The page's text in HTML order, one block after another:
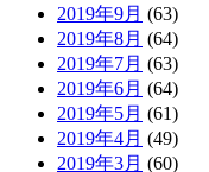
2019年9月 (63)
2019年8月 (64)
2019年7月 (63)
2019年6月 (64)
2019年5月 (61)
2019年4月 (49)
2019年3月 (60)